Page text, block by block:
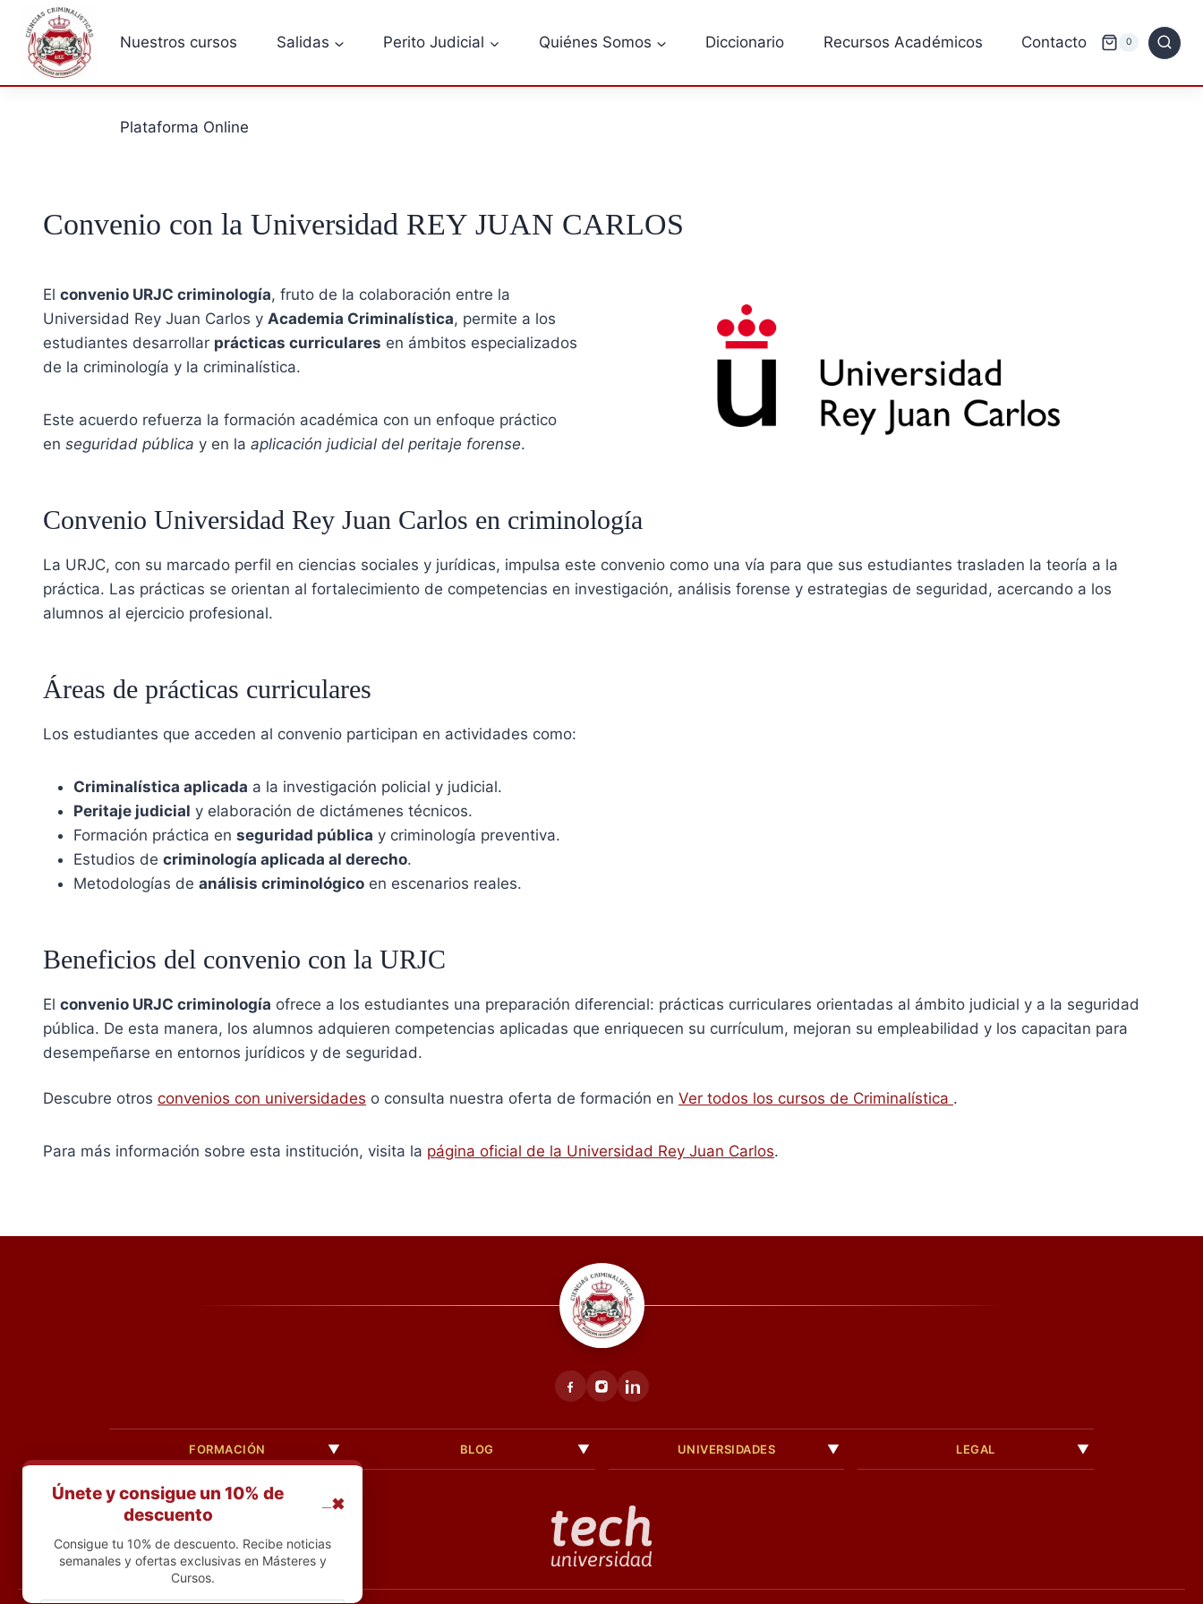
Saltar
contenido
Nuestros cursos Salidas Perito Judicial Quiénes Somos Diccionario Recursos Académicos Contacto
Plataforma Online
0
Convenio con la Universidad REY JUAN CARLOS
El convenio URJC criminología, fruto de la colaboración entre la
Universidad Rey Juan Carlos y Academia Criminalística, permite a los
estudiantes desarrollar prácticas curriculares en ámbitos especializados
de la criminología y la criminalística.
Este acuerdo refuerza la formación académica con un enfoque práctico
en seguridad pública y en la aplicación judicial del peritaje forense.
Convenio Universidad Rey Juan Carlos en criminología
La URJC, con su marcado perfil en ciencias sociales y jurídicas, impulsa este convenio como una vía para que sus estudiantes trasladen la teoría a la
práctica. Las prácticas se orientan al fortalecimiento de competencias en investigación, análisis forense y estrategias de seguridad, acercando a los
alumnos al ejercicio profesional.
Áreas de prácticas curriculares
Los estudiantes que acceden al convenio participan en actividades como:
Criminalística aplicada a la investigación policial y judicial.
Peritaje judicial y elaboración de dictámenes técnicos.
Formación práctica en seguridad pública y criminología preventiva.
Estudios de criminología aplicada al derecho.
Metodologías de análisis criminológico en escenarios reales.
Beneficios del convenio con la URJC
El convenio URJC criminología ofrece a los estudiantes una preparación diferencial: prácticas curriculares orientadas al ámbito judicial y a la seguridad
pública. De esta manera, los alumnos adquieren competencias aplicadas que enriquecen su currículum, mejoran su empleabilidad y los capacitan para
desempeñarse en entornos jurídicos y de seguridad.
Descubre otros convenios con universidades o consulta nuestra oferta de formación en Ver todos los cursos de Criminalística .
Para más información sobre esta institución, visita la página oficial de la Universidad Rey Juan Carlos.
FORMACIÓN BLOG UNIVERSIDADES LEGAL
Únete y consigue un 10% de
descuento
✖
Consigue tu 10% de descuento. Recibe noticias
semanales y ofertas exclusivas en Másteres y
Cursos.